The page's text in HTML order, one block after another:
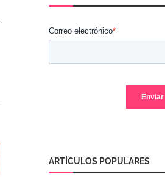
ARTÍCULOS POPULARES